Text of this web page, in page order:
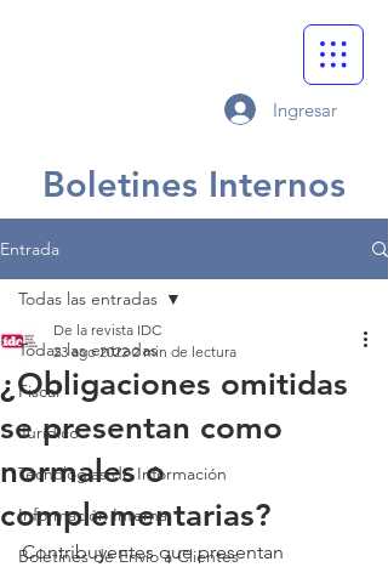
Ingresar
Boletines Internos
Entrada
Todas las entradas
Fiscal
Jurídico
Tecnologías de Información
Información Interna
Boletines de Envío a Clientes
Todas las entradas
¿Obligaciones omitidas
se presentan como
normales o
complementarias?
De la revista IDC
23 ago 2022 2 min de lectura
Contribuyentes que presentan